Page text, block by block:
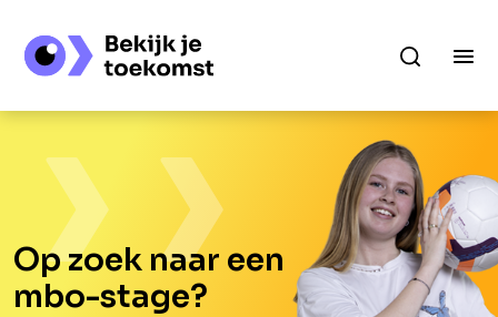
Op zoek naar een
mbo-stage?